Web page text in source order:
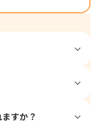
すか？